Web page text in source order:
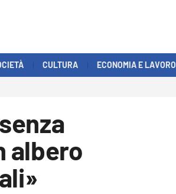
CULTURA ECONOMIA E LAVORO
albero